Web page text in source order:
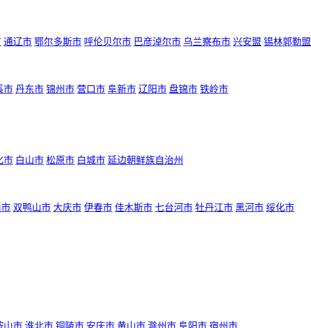
通辽市 鄂尔多斯市 呼伦贝尔市 巴彦淖尔市 乌兰察布市 兴安盟 锡林郭勒盟
市 丹东市 锦州市 营口市 阜新市 辽阳市 盘锦市 铁岭市
市 白山市 松原市 白城市 延边朝鲜族自治州
双鸭山市 大庆市 伊春市 佳木斯市 七台河市 牡丹江市 黑河市 绥化市
山市 淮北市 铜陵市 安庆市 黄山市 滁州市 阜阳市 宿州市